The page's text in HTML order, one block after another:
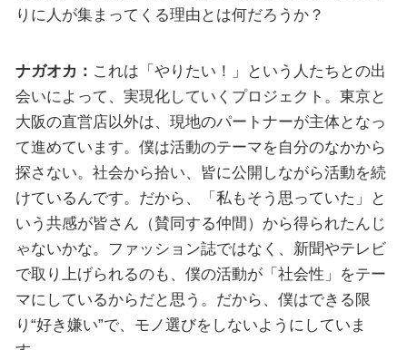
りに人が集まってくる理由とは何だろうか？
ナガオカ： これは「やりたい！」という人たちとの出
会いによって、実現化していくプロジェクト。東京と
大阪の直営店以外は、現地のパートナーが主体となっ
て進めています。僕は活動のテーマを自分のなかから
探さない。社会から拾い、皆に公開しながら活動を続
けているんです。だから、「私もそう思っていた」と
いう共感が皆さん（賛同する仲間）から得られたんじ
ゃないかな。ファッション誌ではなく、新聞やテレビ
で取り上げられるのも、僕の活動が「社会性」をテー
マにしているからだと思う。だから、僕はできる限
り“好き嫌い”で、モノ選びをしないようにしていま